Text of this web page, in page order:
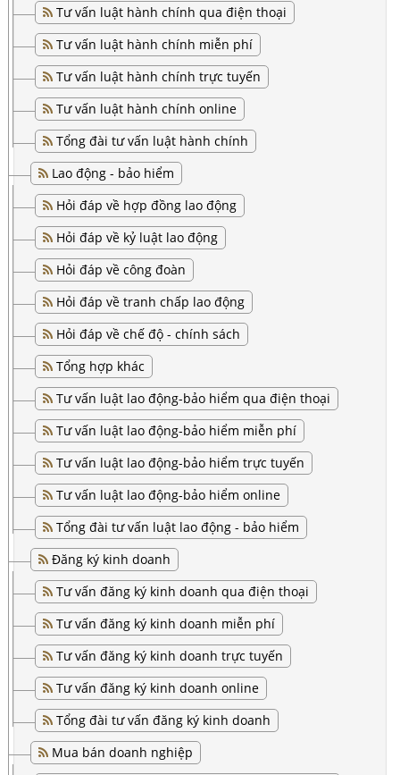
Tư vấn luật hành chính qua điện thoại
Tư vấn luật hành chính miễn phí
Tư vấn luật hành chính trực tuyến
Tư vấn luật hành chính online
Tổng đài tư vấn luật hành chính
Lao động - bảo hiểm
Hỏi đáp về hợp đồng lao động
Hỏi đáp về kỷ luật lao động
Hỏi đáp về công đoàn
Hỏi đáp về tranh chấp lao động
Hỏi đáp về chế độ - chính sách
Tổng hợp khác
Tư vấn luật lao động-bảo hiểm qua điện thoại
Tư vấn luật lao động-bảo hiểm miễn phí
Tư vấn luật lao động-bảo hiểm trực tuyến
Tư vấn luật lao động-bảo hiểm online
Tổng đài tư vấn luật lao động - bảo hiểm
Đăng ký kinh doanh
Tư vấn đăng ký kinh doanh qua điện thoại
Tư vấn đăng ký kinh doanh miễn phí
Tư vấn đăng ký kinh doanh trực tuyến
Tư vấn đăng ký kinh doanh online
Tổng đài tư vấn đăng ký kinh doanh
Mua bán doanh nghiệp